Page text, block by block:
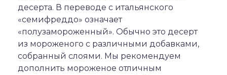
десерта. В переводе с итальянского
«семифреддо» означает
«полузамороженный». Обычно это десерт
из мороженого с различными добавками,
собранный слоями. Мы рекомендуем
дополнить мороженое отличным